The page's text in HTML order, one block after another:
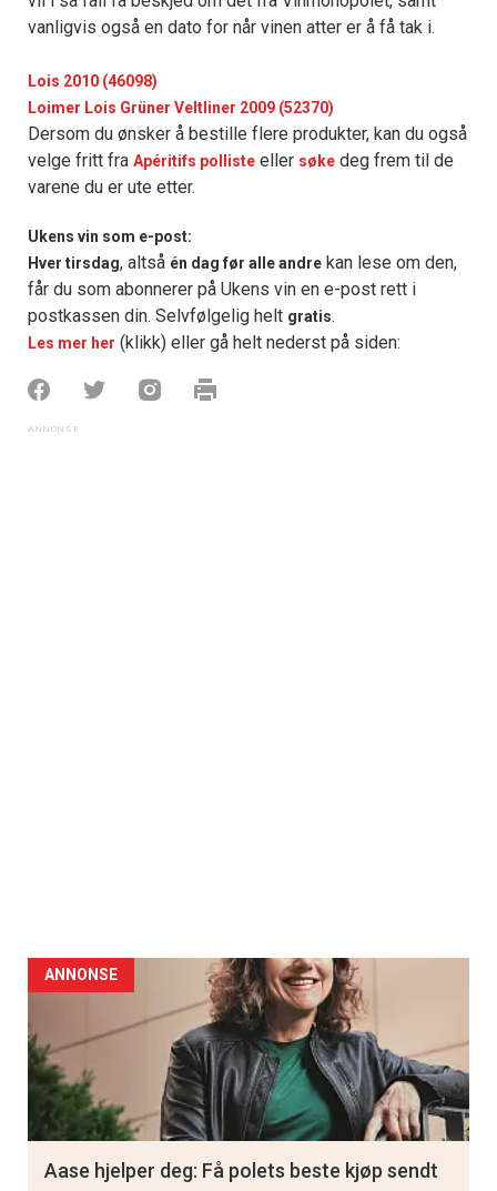
vanligvis også en dato for når vinen atter er å få tak i.
Lois 2010 (46098)
Loimer Lois Grüner Veltliner 2009 (52370)
Dersom du ønsker å bestille flere produkter, kan du også
velge fritt fra Apéritifs polliste eller søke deg frem til de
varene du er ute etter.
Ukens vin som e-post:
Hver tirsdag, altså én dag før alle andre kan lese om den,
får du som abonnerer på Ukens vin en e-post rett i
postkassen din. Selvfølgelig helt gratis.
Les mer her (klikk) eller gå helt nederst på siden:
ANNONSE
Aase hjelper deg: Få polets beste kjøp sendt